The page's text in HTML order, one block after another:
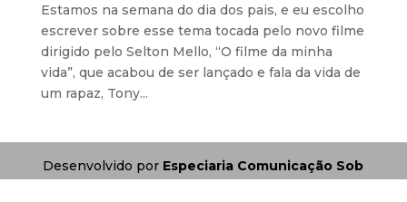
Estamos na semana do dia dos pais, e eu escolho
escrever sobre esse tema tocada pelo novo filme
dirigido pelo Selton Mello, “O filme da minha
vida”, que acabou de ser lançado e fala da vida de
um rapaz, Tony...
Desenvolvido por Especiaria Comunicação Sob